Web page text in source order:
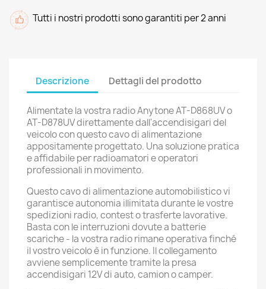
Tutti i nostri prodotti sono garantiti per 2 anni
Descrizione Dettagli del prodotto
Alimentate la vostra radio Anytone AT-D868UV o
AT-D878UV direttamente dall'accendisigari del
veicolo con questo cavo di alimentazione
appositamente progettato. Una soluzione pratica
e affidabile per radioamatori e operatori
professionali in movimento.
Questo cavo di alimentazione automobilistico vi
garantisce autonomia illimitata durante le vostre
spedizioni radio, contest o trasferte lavorative.
Basta con le interruzioni dovute a batterie
scariche - la vostra radio rimane operativa finché
il vostro veicolo è in funzione. Il collegamento
avviene semplicemente tramite la presa
accendisigari 12V di auto, camion o camper.